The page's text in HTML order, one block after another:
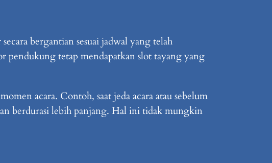
bergantian sesuai jadwal yang telah
pendukung tetap mendapatkan slot tayang yang
acara. Contoh, saat jeda acara atau sebelum
berdurasi lebih panjang. Hal ini tidak mungkin